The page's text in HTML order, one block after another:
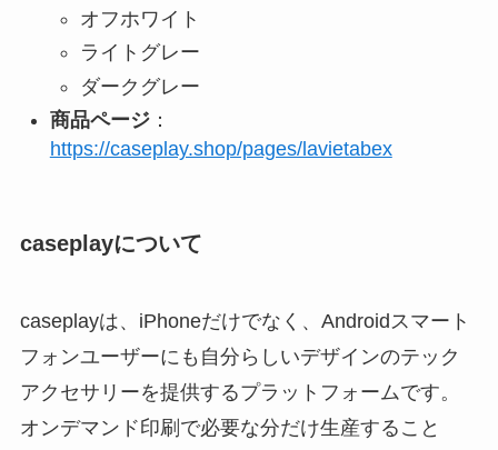
オフホワイト
ライトグレー
ダークグレー
商品ページ：
https://caseplay.shop/pages/lavietabex
caseplayについて
caseplayは、iPhoneだけでなく、Androidスマート
フォンユーザーにも自分らしいデザインのテック
アクセサリーを提供するプラットフォームです。
オンデマンド印刷で必要な分だけ生産すること